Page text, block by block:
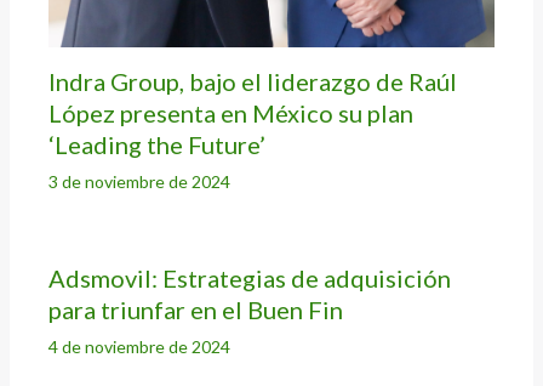
Indra Group, bajo el liderazgo de Raúl
López presenta en México su plan
‘Leading the Future’
3 de noviembre de 2024
Adsmovil: Estrategias de adquisición
para triunfar en el Buen Fin
4 de noviembre de 2024